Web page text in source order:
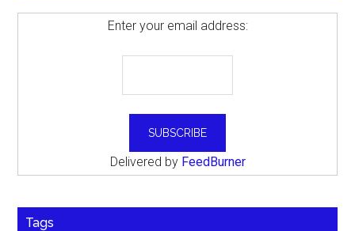
Enter your email address:
Delivered by FeedBurner
Tags